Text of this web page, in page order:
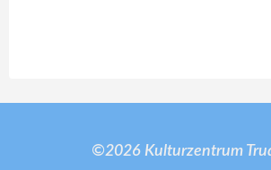
©2026 Kulturzentrum